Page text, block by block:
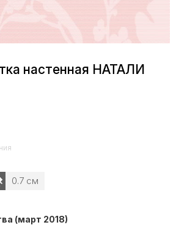
настенная НАТАЛИ
0.7 см
(март 2018)